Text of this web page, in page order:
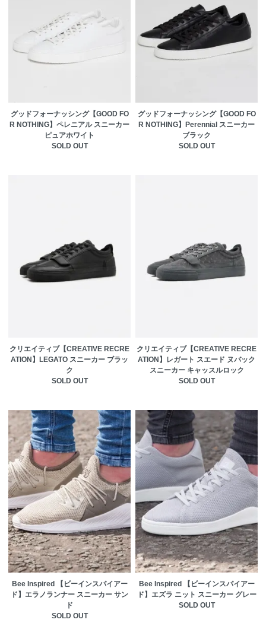
グッドフォーナッシング【GOOD FO
R NOTHING】ペレニアル スニーカー
ピュアホワイト
SOLD OUT
グッドフォーナッシング【GOOD FO
R NOTHING】Perennial スニーカー
ブラック
SOLD OUT
クリエイティブ【CREATIVE RECRE
ATION】LEGATO スニーカー ブラッ
ク
SOLD OUT
クリエイティブ【CREATIVE RECRE
ATION】レガート スエード ヌバック
スニーカー キャッスルロック
SOLD OUT
Bee Inspired 【ビーインスパイアー
ド】エラノランナー スニーカー サン
ド
SOLD OUT
Bee Inspired 【ビーインスパイアー
ド】エズラ ニット スニーカー グレー
SOLD OUT